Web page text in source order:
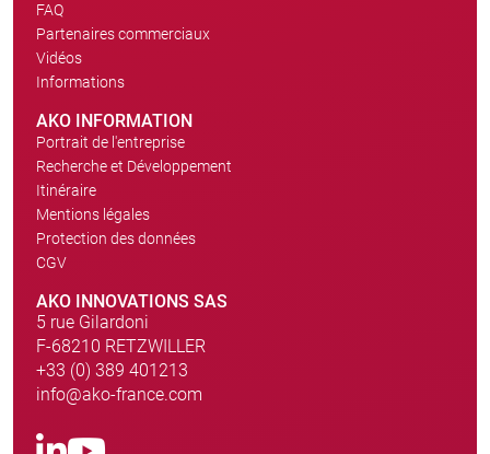
FAQ
Partenaires commerciaux
Vidéos
Informations
AKO INFORMATION
Portrait de l'entreprise
Recherche et Développement
Itinéraire
Mentions légales
Protection des données
CGV
AKO INNOVATIONS SAS
5 rue Gilardoni
F-68210 RETZWILLER
+33 (0) 389 401213
info@ako-france.com